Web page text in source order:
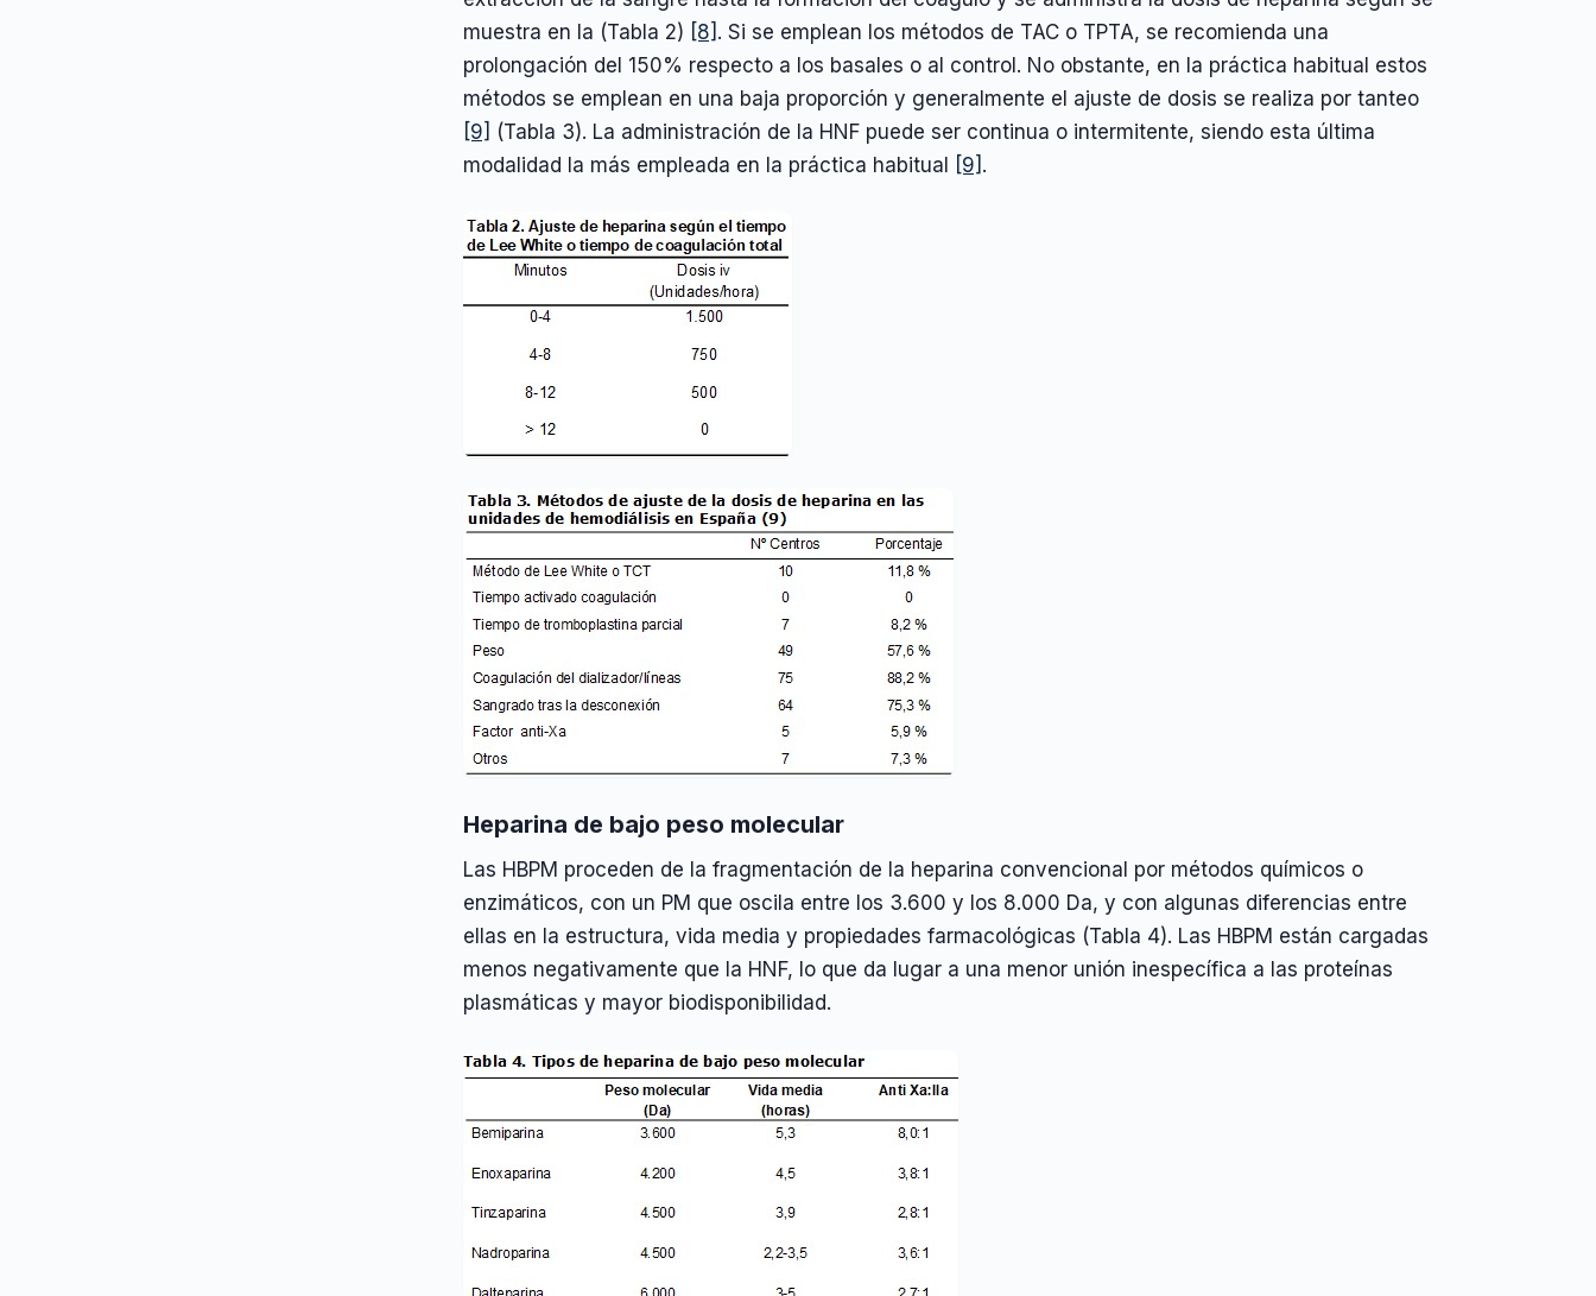
muestra en la (Tabla 2) [8] . Si se emplean los métodos de TAC o TPTA, se recomienda una
prolongación del 150% respecto a los basales o al control. No obstante, en la práctica habitual estos
métodos se emplean en una baja proporción y generalmente el ajuste de dosis se realiza por tanteo
[9] (Tabla 3). La administración de la HNF puede ser continua o intermitente, siendo esta última
modalidad la más empleada en la práctica habitual [9] .
Heparina de bajo peso molecular
Las HBPM proceden de la fragmentación de la heparina convencional por métodos químicos o
enzimáticos, con un PM que oscila entre los 3.600 y los 8.000 Da, y con algunas diferencias entre
ellas en la estructura, vida media y propiedades farmacológicas (Tabla 4). Las HBPM están cargadas
menos negativamente que la HNF, lo que da lugar a una menor unión inespecífica a las proteínas
plasmáticas y mayor biodisponibilidad.